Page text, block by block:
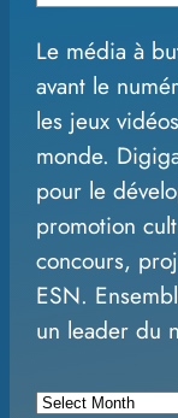
e
a
r
c
h
Le média à
avant le
les jeux
monde.
pour le
promotion
concours,
ESN.
un leader du
A